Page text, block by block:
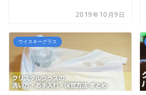
2019年10月9日
ウイスキーグラス